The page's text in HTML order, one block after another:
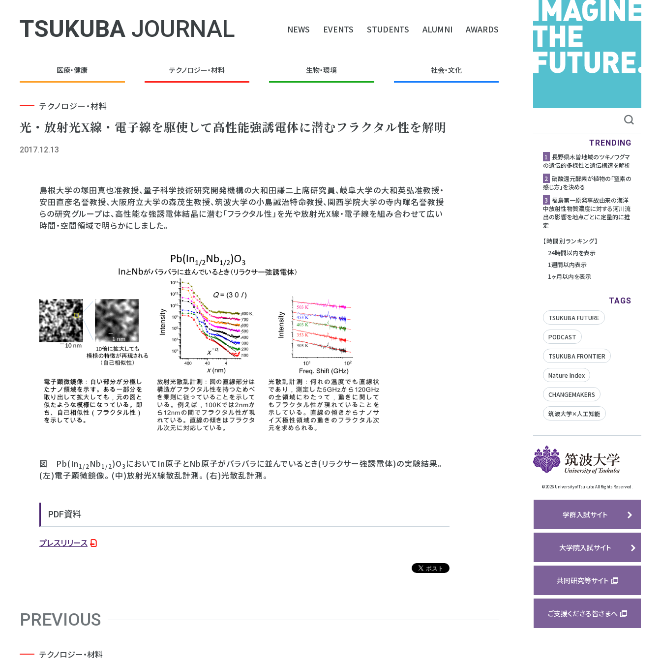
TSUKUBA JOURNAL NEWS EVENTS STUDENTS ALUMNI AWARDS
医療・健康 テクノロジー・材料 生物・環境 社会・文化
テクノロジー・材料
光・放射光X線・電子線を駆使して高性能強誘電体に潜むフラクタル性を解明
2017.12.13
島根大学の塚田真也准教授、量子科学技術研究開発機構の大和田謙二上席研究員、岐阜大学の大和英弘准教授・
安田直彦名誉教授、大阪府立大学の森茂生教授、筑波大学の小島誠治特命教授、関西学院大学の寺内暉名誉教授
らの研究グループは、高性能な強誘電体結晶に潜む「フラクタル性」を光や放射光X線・電子線を組み合わせて広い
時間・空間領域で明らかにしました。
図 Pb(In1/2Nb1/2)O3 においてIn原子とNb原子がバラバラに並んでいるとき(リラクサー強誘電体)の実験結果。
(左)電子顕微鏡像。 (中)放射光X線散乱計測。 (右)光散乱計測。
PDF資料
プレスリリース
PREVIOUS
テクノロジー・材料
TRENDING
1 長野県木曽地域のツキノワグマ
の遺伝的多様性と遺伝構造を解析
2 硝酸還元酵素が植物の「窒素の
感じ方」を決める
3 福島第一原発事故由来の海洋
中放射性物質濃度に対する河川流
出の影響を地点ごとに定量的に推
定
【時間別ランキング】
24時間以内を表示
1週間以内表示
1ヶ月以内を表示
TAGS
TSUKUBA FUTURE
PODCAST
TSUKUBA FRONTIER
Nature Index
CHANGEMAKERS
筑波大学✕人工知能
©2026 University of Tsukuba All Rights Reserved.
学群入試サイト
大学院入試サイト
共同研究等サイト
ご支援くださる皆さまへ